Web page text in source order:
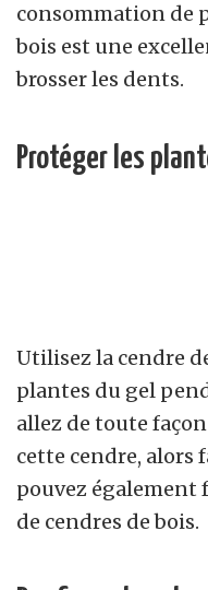
consommation de
bois est une
brosser les dents.
Protéger les
Utilisez la cendre
plantes du gel
allez de toute
cette cendre, alors
pouvez également
de cendres de bois.